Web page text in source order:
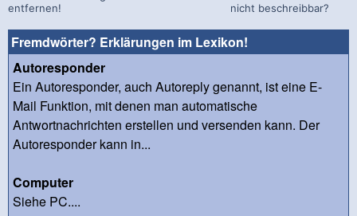
entfernen!
nicht beschreibbar?
Fremdwörter? Erklärungen im Lexikon!
Autoresponder
Ein Autoresponder, auch Autoreply genannt, ist eine E-
Mail Funktion, mit denen man automatische
Antwortnachrichten erstellen und versenden kann. Der
Autoresponder kann in...
Computer
Siehe PC....